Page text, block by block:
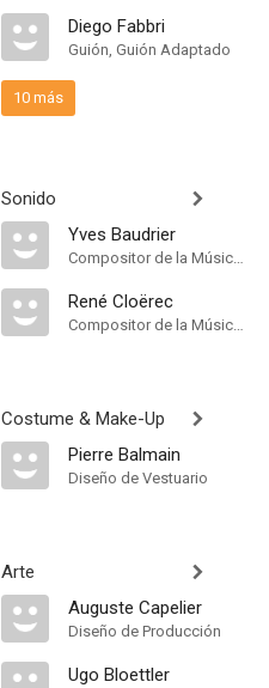
Diego Fabbri
Guión, Guión Adaptado
10 más
Sonido
Yves Baudrier
Compositor de la Música Original
René Cloërec
Compositor de la Música Original
Costume & Make-Up
Pierre Balmain
Diseño de Vestuario
Arte
Auguste Capelier
Diseño de Producción
Ugo Bloettler